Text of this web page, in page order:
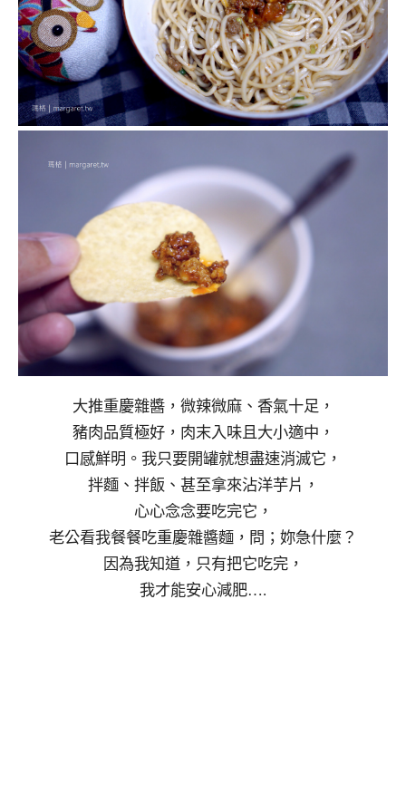
大推重慶雜醬，微辣微麻、香氣十足，
豬肉品質極好，肉末入味且大小適中，
口感鮮明。我只要開罐就想盡速消滅它，
拌麵、拌飯、甚至拿來沾洋芋片，
心心念念要吃完它，
老公看我餐餐吃重慶雜醬麵，問；妳急什麼？
因為我知道，只有把它吃完，
我才能安心減肥….